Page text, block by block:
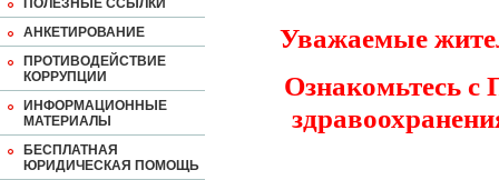
ПОЛЕЗНЫЕ ССЫЛКИ
АНКЕТИРОВАНИЕ
ПРОТИВОДЕЙСТВИЕ
КОРРУПЦИИ
ИНФОРМАЦИОННЫЕ
МАТЕРИАЛЫ
БЕСПЛАТНАЯ
ЮРИДИЧЕСКАЯ ПОМОЩЬ
Уважаемые
Ознакомьтесь